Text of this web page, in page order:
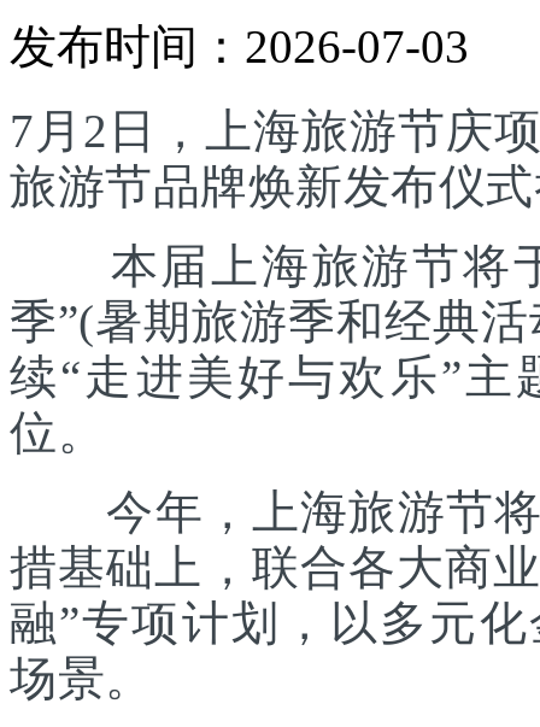
发布时间：2026-07-03
7月2日，上海旅游节庆
旅游节品牌焕新发布仪
本届上海旅游节将于
季”(暑期旅游季和经典
续“走进美好与欢乐”主
位。
今年，上海旅游节将
措基础上，联合各大商
融”专项计划，以多元
场景。